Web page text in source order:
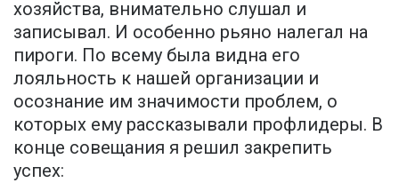
хозяйства, внимательно слушал и
записывал. И особенно рьяно налегал на
пироги. По всему была видна его
лояльность к нашей организации и
осознание им значимости проблем, о
которых ему рассказывали профлидеры. В
конце совещания я решил закрепить
успех: